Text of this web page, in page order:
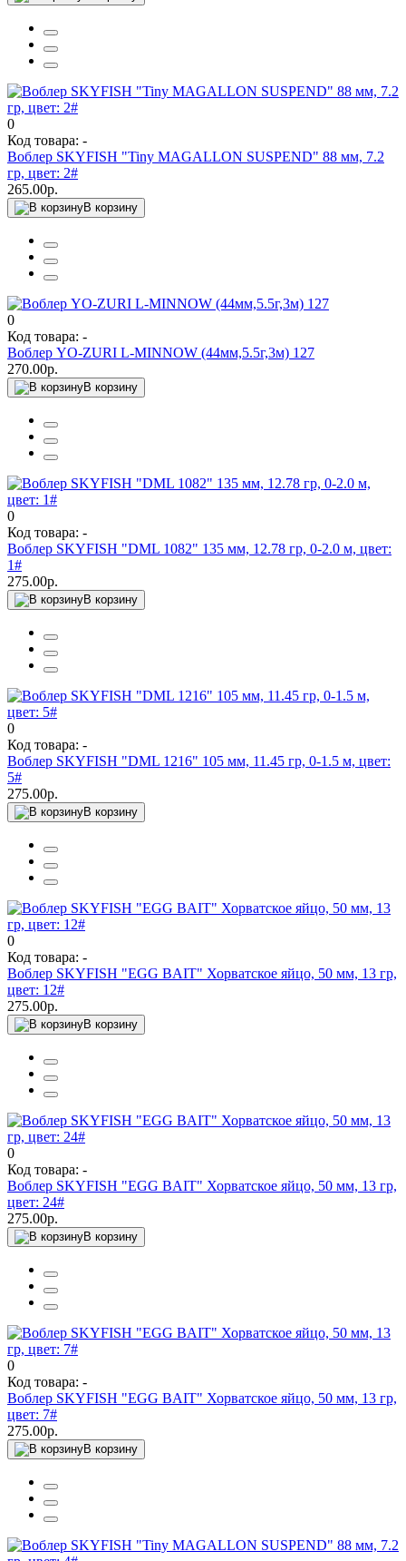
0
Код товара: -
Воблер SKYFISH "Tiny MAGALLON SUSPEND" 88 мм, 7.2
гр, цвет: 2#
265.00р.
В корзину
0
Код товара: -
Воблер YO-ZURI L-MINNOW (44мм,5.5г,3м) 127
270.00р.
В корзину
0
Код товара: -
Воблер SKYFISH "DML 1082" 135 мм, 12.78 гр, 0-2.0 м, цвет:
1#
275.00р.
В корзину
0
Код товара: -
Воблер SKYFISH "DML 1216" 105 мм, 11.45 гр, 0-1.5 м, цвет:
5#
275.00р.
В корзину
0
Код товара: -
Воблер SKYFISH "EGG BAIT" Хорватское яйцо, 50 мм, 13 гр,
цвет: 12#
275.00р.
В корзину
0
Код товара: -
Воблер SKYFISH "EGG BAIT" Хорватское яйцо, 50 мм, 13 гр,
цвет: 24#
275.00р.
В корзину
0
Код товара: -
Воблер SKYFISH "EGG BAIT" Хорватское яйцо, 50 мм, 13 гр,
цвет: 7#
275.00р.
В корзину